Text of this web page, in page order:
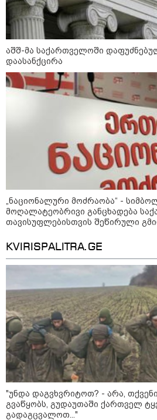
12:34 / 08-08-2026
რას აცხადებს ირაკლი
ელექტროენერგიის
გათიშვასთან
19:32 / 08-
19:03 / 08-
16:33 / 08-
"გიორგი
მაგრამ
მიხეილ
"აი, ეს
ღალატი"
აშშ-მა საქართველოში
დაასანქცირა
„ნაციონალური მოძრაობა“ -
მოღალატეობრივი განცხადება
თავისუფლებისთვის შეწირული
KVIRISPALITRA.GE
"უნდა დაგვხვრიტოთ? - არა,
გვაწყობს, გუდაუთაში ქართველ
გადაგცვალოთ..."